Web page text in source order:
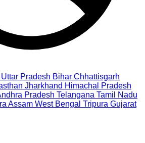
Uttar Pradesh Bihar Chhattisgarh
Jharkhand Himachal Pradesh
Pradesh Telangana Tamil Nadu
Assam West Bengal Tripura Gujarat